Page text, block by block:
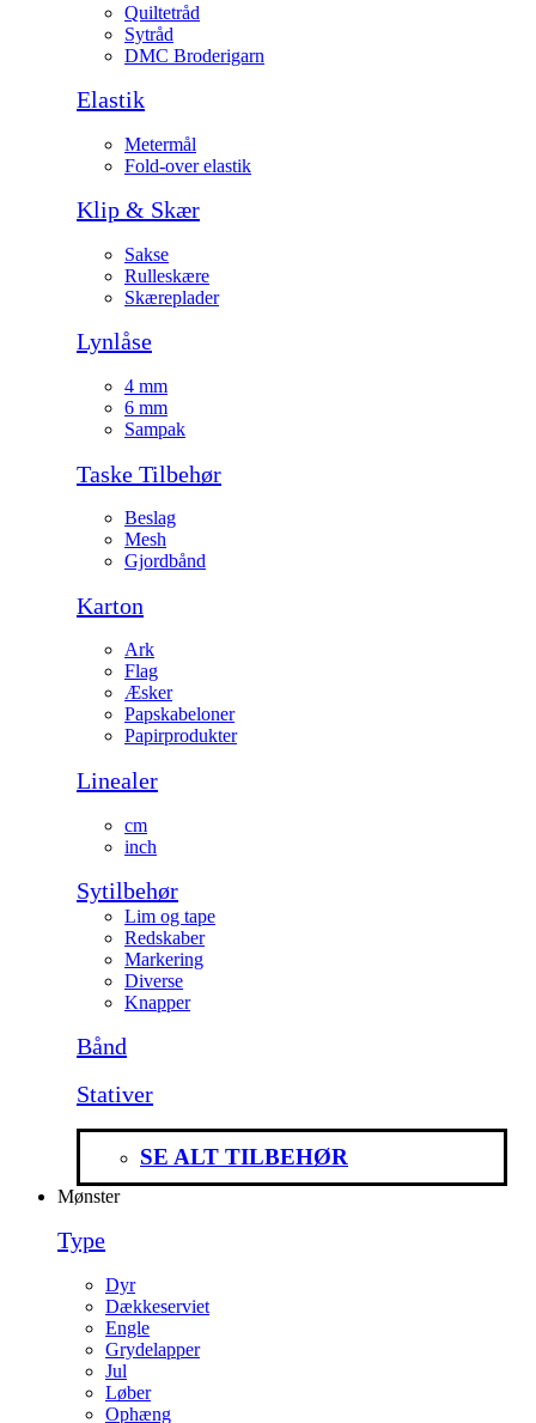
Quiltetråd
Sytråd
DMC Broderigarn
Elastik
Metermål
Fold-over elastik
Klip & Skær
Sakse
Rulleskære
Skæreplader
Lynlåse
4 mm
6 mm
Sampak
Taske Tilbehør
Beslag
Mesh
Gjordbånd
Karton
Ark
Flag
Æsker
Papskabeloner
Papirprodukter
Linealer
cm
inch
Sytilbehør
Lim og tape
Redskaber
Markering
Diverse
Knapper
Bånd
Stativer
SE ALT TILBEHØR
Mønster
Type
Dyr
Dækkeserviet
Engle
Grydelapper
Jul
Løber
Ophæng